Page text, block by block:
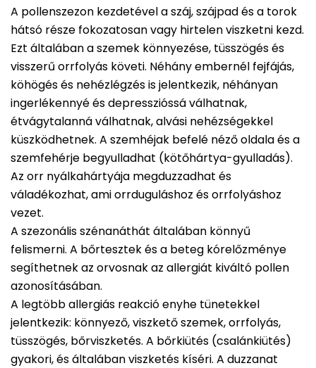
A pollenszezon kezdetével a száj, szájpad és a torok
hátsó része fokozatosan vagy hirtelen viszketni kezd.
Ezt általában a szemek könnyezése, tüsszögés és
visszerű orrfolyás követi. Néhány embernél fejfájás,
köhögés és nehézlégzés is jelentkezik, néhányan
ingerlékennyé és depresszióssá válhatnak,
étvágytalanná válhatnak, alvási nehézségekkel
küszködhetnek. A szemhéjak befelé néző oldala és a
szemfehérje begyulladhat (kötőhártya-gyulladás).
Az orr nyálkahártyája megduzzadhat és
váladékozhat, ami orrduguláshoz és orrfolyáshoz
vezet.
A szezonális szénanáthát általában könnyű
felismerni. A bőrtesztek és a beteg kórelőzménye
segíthetnek az orvosnak az allergiát kiváltó pollen
azonosításában.
A legtöbb allergiás reakció enyhe tünetekkel
jelentkezik: könnyező, viszkető szemek, orrfolyás,
tüsszögés, bőrviszketés. A bőrkiütés (csalánkiütés)
gyakori, és általában viszketés kíséri. A duzzanat